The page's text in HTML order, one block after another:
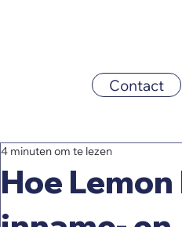
Contact
Hoe
4 minuten om te lezen